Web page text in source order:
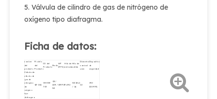
5. Válvula de cilindro de gas de nitrógeno de
oxígeno tipo diafragma.
Ficha de datos:
nombre
del
producto
Modelo
del
Producto
ID del
Producto
Medio
WP
(MPA)
Hilo de
entrada
Hilo de
salida
Diámetro
nominal
φmm
Dispositivo
de
seguridad
Válvula de
cilindro de
gas de
nitrógeno
de
oxígeno
tipo
diafragma
QF-21A
08-858-
703
O2 /
AIR /
N2
15MPAPz19.2
W21.8x1
/ 14
Φ2
19.5-
22.5MPA